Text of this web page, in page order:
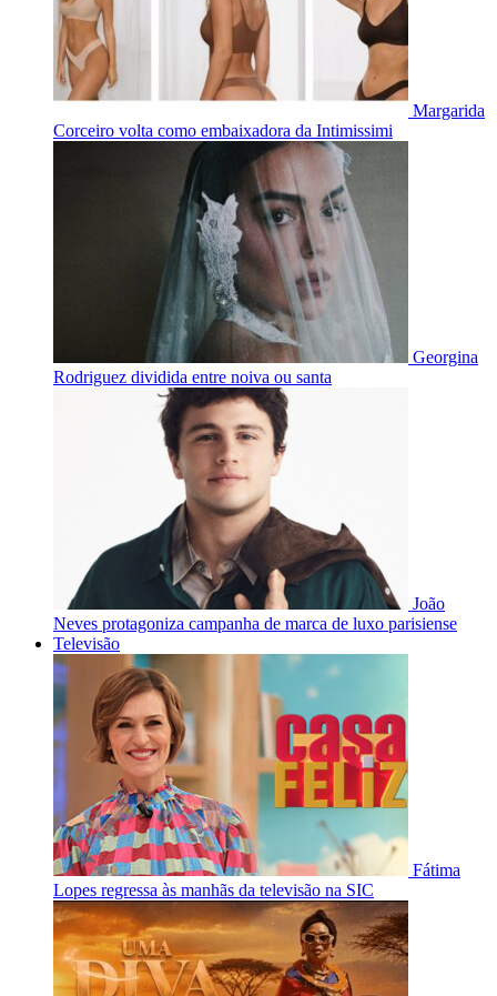
Margarida
Corceiro volta como embaixadora da Intimissimi
Georgina
Rodriguez dividida entre noiva ou santa
João
Neves protagoniza campanha de marca de luxo parisiense
Televisão
Fátima
Lopes regressa às manhãs da televisão na SIC